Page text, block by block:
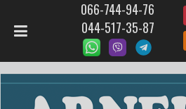
066-744-94-76
044-517-35-87